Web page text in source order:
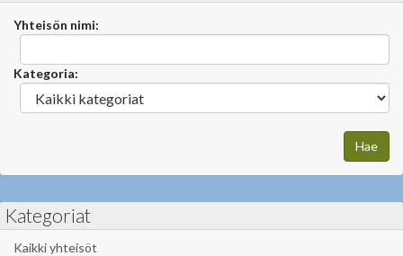
Yhteisön nimi:
Kategoria:
Kategoriat
Kaikki yhteisöt